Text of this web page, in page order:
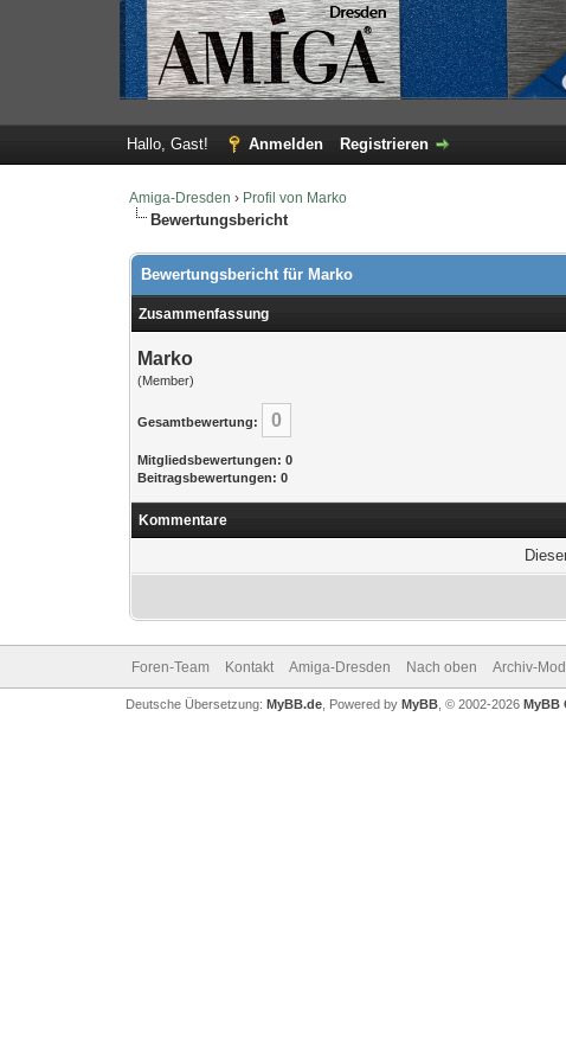
Hallo, Gast!
Anmelden Registrieren
Amiga-Dresden › Profil von Marko
Bewertungsbericht
Bewertungsbericht für Marko
Zusammenfassung
Marko
(Member)
Gesamtbewertung: 0
Mitgliedsbewertungen: 0
Beitragsbewertungen: 0
Kommentare
Foren-Team Kontakt Amiga-Dresden Nach oben Archiv-
Deutsche Übersetzung: MyBB.de, Powered by MyBB, © 2002-2026 MyBB